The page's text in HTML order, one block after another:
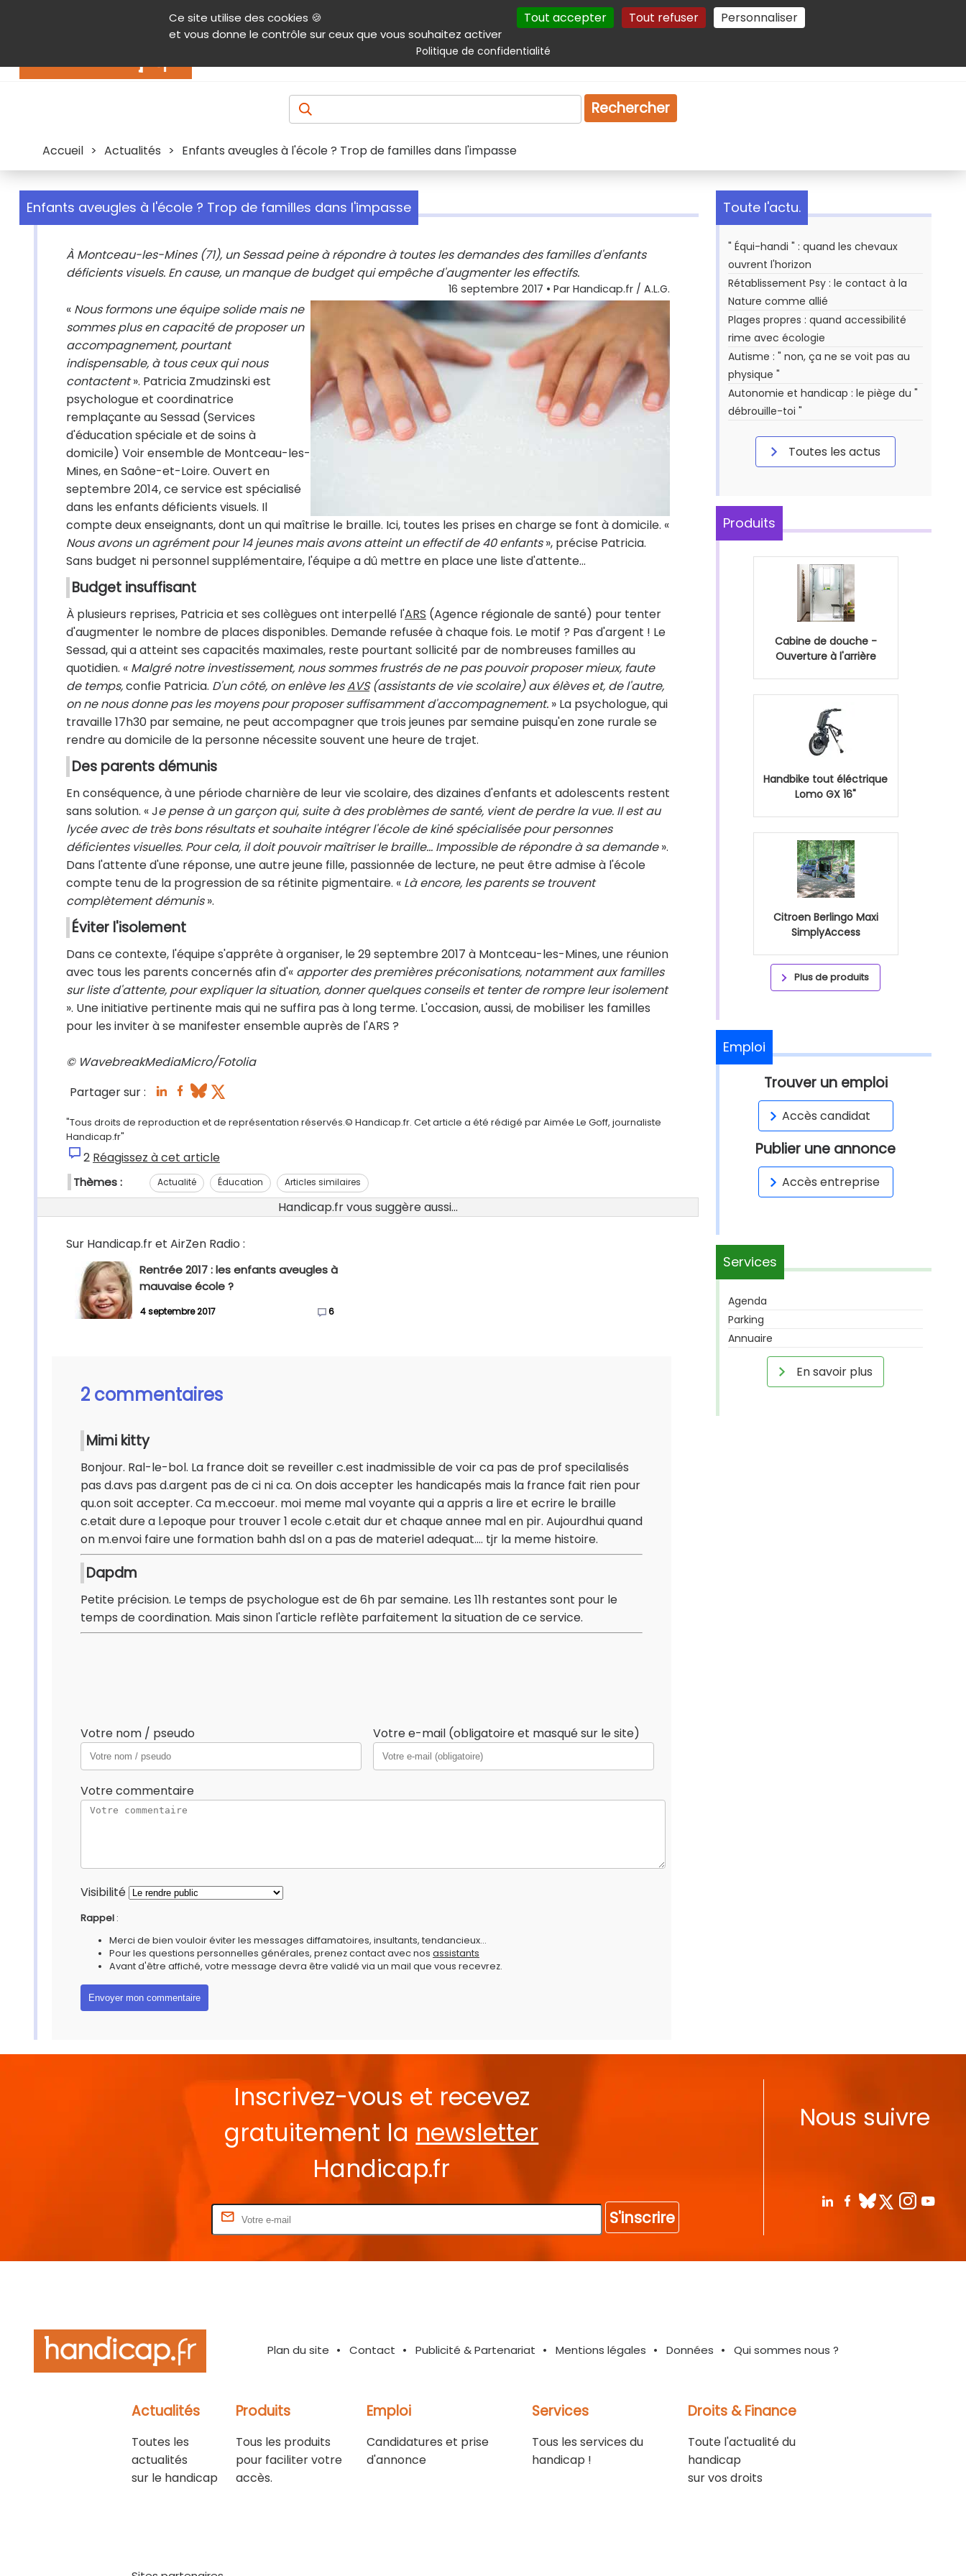
Ce site utilise des cookies 🍪
et vous donne le contrôle sur ceux que vous souhaitez activer
Tout accepter Tout refuser Personnaliser
Politique de confidentialité
Contenu Aide et accessibilité Menu principal Autres services Plan du site Gestion des cookies
Produits & services Emploi Droit
Rechercher
Accueil > Actualités > Enfants aveugles à l'école ? Trop de familles dans l'impasse
Enfants aveugles à l'école ? Trop de familles dans l'impasse
À Montceau-les-Mines (71), un Sessad peine à répondre à toutes les demandes des familles d'enfants
déficients visuels. En cause, un manque de budget qui empêche d'augmenter les effectifs.
16 septembre 2017 • Par Handicap.fr / A.L.G.
« Nous formons une équipe solide mais ne
sommes plus en capacité de proposer un
accompagnement, pourtant
indispensable, à tous ceux qui nous
contactent». Patricia Zmudzinski est
psychologue et coordinatrice
remplaçante au Sessad (Services
d'éducation spéciale et de soins à
domicile) Voir ensemble de Montceau-les-
Mines, en Saône-et-Loire. Ouvert en
septembre 2014, ce service est spécialisé
dans les enfants déficients visuels. Il
compte deux enseignants, dont un qui maîtrise le braille. Ici, toutes les prises en charge se font à domicile. «
Nous avons un agrément pour 14 jeunes mais avons atteint un effectif de 40 enfants», précise Patricia.
Sans budget ni personnel supplémentaire, l'équipe a dû mettre en place une liste d'attente…
Budget insuffisant
À plusieurs reprises, Patricia et ses collègues ont interpellé l'ARS (Agence régionale de santé) pour tenter
d'augmenter le nombre de places disponibles. Demande refusée à chaque fois. Le motif ? Pas d'argent ! Le
Sessad, qui a atteint ses capacités maximales, reste pourtant sollicité par de nombreuses familles au
quotidien. « Malgré notre investissement, nous sommes frustrés de ne pas pouvoir proposer mieux, faute
de temps,confie Patricia. D'un côté, on enlève lesAVS(assistants de vie scolaire) aux élèves et, de l'autre,
on ne nous donne pas les moyens pour proposer suffisamment d'accompagnement. » La psychologue, qui
travaille 17h30 par semaine, ne peut accompagner que trois jeunes par semaine puisqu'en zone rurale se
rendre au domicile de la personne nécessite souvent une heure de trajet.
Des parents démunis
En conséquence, à une période charnière de leur vie scolaire, des dizaines d'enfants et adolescents restent
sans solution. « Je pense à un garçon qui, suite à des problèmes de santé, vient de perdre la vue. Il est au
lycée avec de très bons résultats et souhaite intégrer l'école de kiné spécialisée pour personnes
déficientes visuelles. Pour cela, il doit pouvoir maîtriser le braille... Impossible de répondre à sa demande».
Dans l'attente d'une réponse, une autre jeune fille, passionnée de lecture, ne peut être admise à l'école
compte tenu de la progression de sa rétinite pigmentaire. « Là encore, les parents se trouvent
complètement démunis».
Éviter l'isolement
Dans ce contexte, l'équipe s'apprête à organiser, le 29 septembre 2017 à Montceau-les-Mines, une réunion
avec tous les parents concernés afin d'« apporter des premières préconisations, notamment aux familles
sur liste d'attente, pour expliquer la situation, donner quelques conseils et tenter de rompre leur isolement
». Une initiative pertinente mais qui ne suffira pas à long terme. L'occasion, aussi, de mobiliser les familles
pour les inviter à se manifester ensemble auprès de l'ARS ?
© WavebreakMediaMicro/Fotolia
Partager sur :
"Tous droits de reproduction et de représentation réservés.© Handicap.fr. Cet article a été rédigé par Aimée Le Goff, journaliste
Handicap.fr"
2 Réagissez à cet article
Thèmes : Actualité Éducation Articles similaires
Handicap.fr vous suggère aussi...
Sur Handicap.fr et AirZen Radio :
Rentrée 2017 : les enfants aveugles à
mauvaise école ?
4 septembre 2017 6
2 commentaires
Mimi kitty
Bonjour. Ral-le-bol. La france doit se reveiller c.est inadmissible de voir ca pas de prof specilalisés
pas d.avs pas d.argent pas de ci ni ca. On dois accepter les handicapés mais la france fait rien pour
qu.on soit accepter. Ca m.eccoeur. moi meme mal voyante qui a appris a lire et ecrire le braille
c.etait dure a l.epoque pour trouver 1 ecole c.etait dur et chaque annee mal en pir. Aujourdhui quand
on m.envoi faire une formation bahh dsl on a pas de materiel adequat.... tjr la meme histoire.
Dapdm
Petite précision. Le temps de psychologue est de 6h par semaine. Les 11h restantes sont pour le
temps de coordination. Mais sinon l'article reflète parfaitement la situation de ce service.
Votre nom / pseudo Votre e-mail (obligatoire et masqué sur le site)
Votre commentaire
Visibilité
Rappel :
Merci de bien vouloir éviter les messages diffamatoires, insultants, tendancieux...
Pour les questions personnelles générales, prenez contact avec nos assistants
Avant d'être affiché, votre message devra être validé via un mail que vous recevrez.
Toute l'actu.
" Équi-handi " : quand les chevaux
ouvrent l'horizon
Rétablissement Psy : le contact à la
Nature comme allié
Plages propres : quand accessibilité
rime avec écologie
Autisme : " non, ça ne se voit pas au
physique "
Autonomie et handicap : le piège du "
débrouille-toi "
Toutes les actus
Produits
Cabine de douche -
Ouverture à l'arrière
Handbike tout éléctrique
Lomo GX 16"
Citroen Berlingo Maxi
SimplyAccess
Plus de produits
Emploi
Trouver un emploi
Accès candidat
Publier une annonce
Accès entreprise
Services
Agenda
Parking
Annuaire
En savoir plus
Inscrivez-vous et recevez
gratuitement la newsletter
Handicap.fr
S'inscrire
Nous suivre
Plan du site Contact Publicité & Partenariat Mentions légales Données Qui sommes nous ?
Actualités
Toutes les
actualités
sur le handicap
Produits
Tous les produits
pour faciliter votre
accès.
Emploi
Candidatures et prise
d'annonce
Services
Tous les services du
handicap !
Droits & Finance
Toute l'actualité du
handicap
sur vos droits